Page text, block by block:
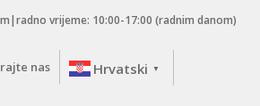
vrijeme: 10:00-17:00 (radnim danom)
nas Hrvatski ▼